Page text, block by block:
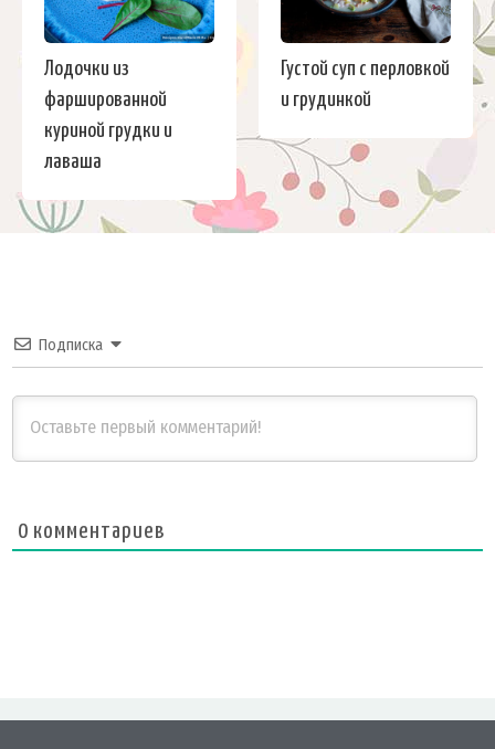
Лодочки из
фаршированной
куриной грудки и
лаваша
Густой суп с перловкой
и грудинкой
Подписка
0 комментариев